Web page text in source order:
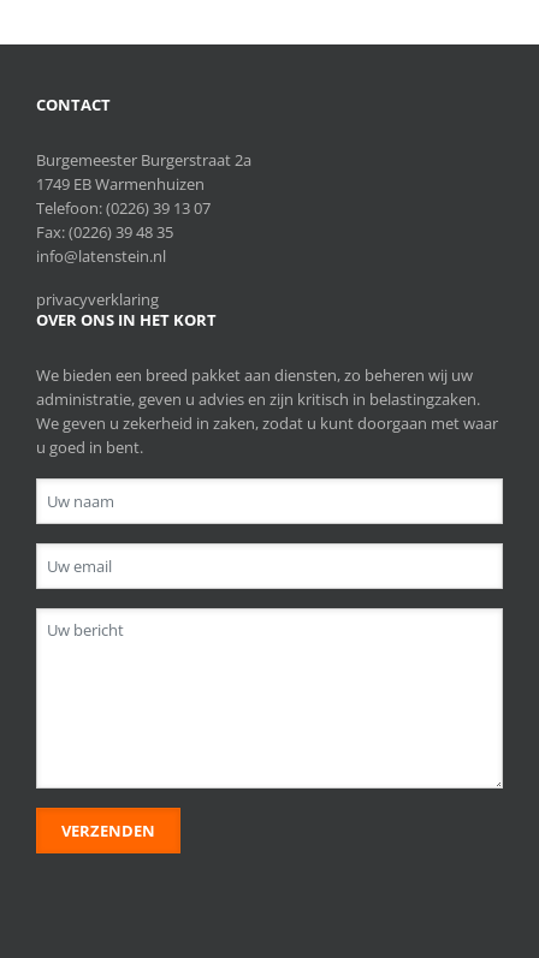
CONTACT
Burgemeester Burgerstraat 2a
1749 EB Warmenhuizen
Telefoon:(0226) 39 13 07
Fax: (0226) 39 48 35
info@latenstein.nl
privacyverklaring
OVER ONS IN HET KORT
We bieden een breed pakket aan diensten, zo beheren wij uw
administratie, geven u advies en zijn kritisch in belastingzaken.
We geven u zekerheid in zaken, zodat u kunt doorgaan met waar
u goed in bent.